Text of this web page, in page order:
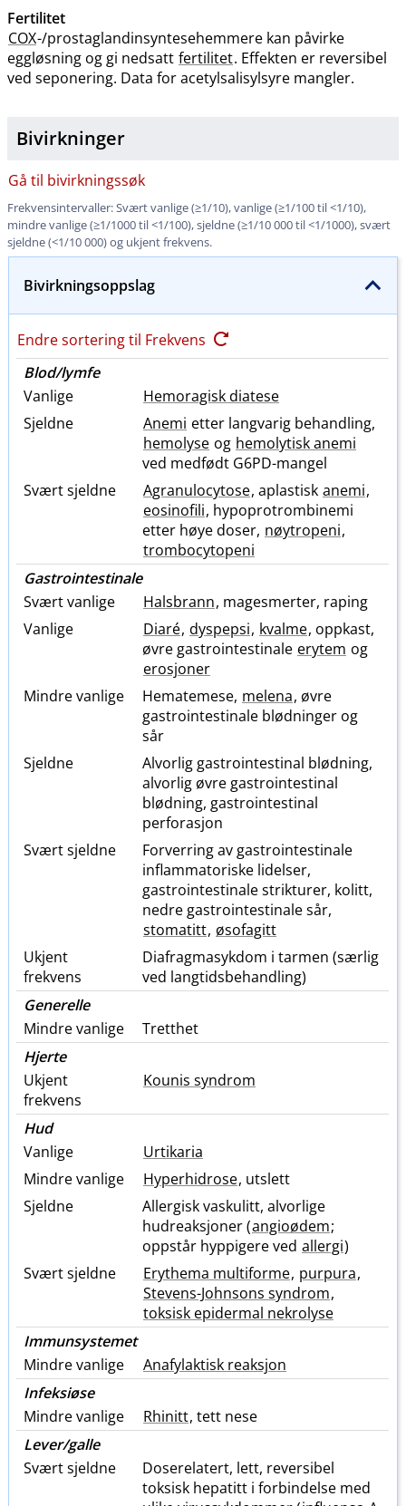
Fertilitet
COX-​/​prostaglandinsyntesehemmere kan påvirke
eggløsning og gi nedsatt fertilitet. Effekten er reversibel
ved seponering. Data for acetylsalisylsyre mangler.
Bivirkninger
Gå til bivirkningssøk
Frekvensintervaller: Svært vanlige (≥1​/​10), vanlige (≥1/100 til <1​/​10),
mindre vanlige (≥1/1000 til <1​/​100), sjeldne (≥1/10 000 til <1​/​1000), svært
sjeldne (<1/10 000) og ukjent frekvens.
Bivirkningsoppslag
Endre sortering til Frekvens
Blod​/​lymfe
Vanlige
Hemoragisk diatese
Sjeldne
Anemi etter langvarig behandling,
hemolyse og hemolytisk anemi
ved medfødt G6PD-mangel
Svært sjeldne
Agranulocytose, aplastisk anemi,
eosinofili, hypoprotrombinemi
etter høye doser, nøytropeni,
trombocytopeni
Gastrointestinale
Svært vanlige
Halsbrann, magesmerter, raping
Vanlige
Diaré, dyspepsi, kvalme, oppkast,
øvre gastrointestinale erytem og
erosjoner
Mindre vanlige
Hematemese, melena, øvre
gastrointestinale blødninger og
sår
Sjeldne
Alvorlig gastrointestinal blødning,
alvorlig øvre gastrointestinal
blødning, gastrointestinal
perforasjon
Svært sjeldne
Forverring av gastrointestinale
inflammatoriske lidelser,
gastrointestinale strikturer, kolitt,
nedre gastrointestinale sår,
stomatitt, øsofagitt
Ukjent
frekvens
Diafragmasykdom i tarmen (særlig
ved langtidsbehandling)
Generelle
Mindre vanlige
Tretthet
Hjerte
Ukjent
frekvens
Kounis syndrom
Hud
Vanlige
Urtikaria
Mindre vanlige
Hyperhidrose, utslett
Sjeldne
Allergisk vaskulitt, alvorlige
hudreaksjoner (angioødem;
oppstår hyppigere ved allergi)
Svært sjeldne
Erythema multiforme, purpura,
Stevens-Johnsons syndrom,
toksisk epidermal nekrolyse
Immunsystemet
Mindre vanlige
Anafylaktisk reaksjon
Infeksiøse
Mindre vanlige
Rhinitt, tett nese
Lever​/​galle
Svært sjeldne
Doserelatert, lett, reversibel
toksisk hepatitt i forbindelse med